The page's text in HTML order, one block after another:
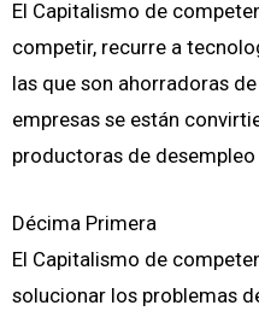
El Capitalismo de
competir, recurre a
las que son ahorradoras
empresas se están
productoras de desempleo
Décima Primera
El Capitalismo de
solucionar los problemas